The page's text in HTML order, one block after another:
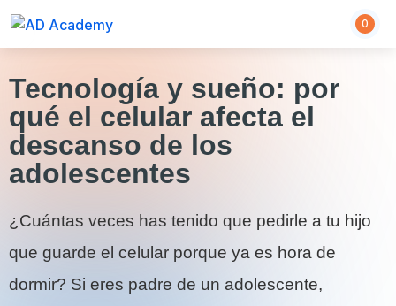
0
Tecnología y sueño: por
qué el celular afecta el
descanso de los
adolescentes
¿Cuántas veces has tenido que pedirle a tu hijo
que guarde el celular porque ya es hora de
dormir? Si eres padre de un adolescente,